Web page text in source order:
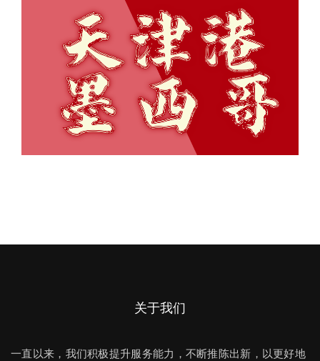
关于我们
一直以来，我们积极提升服务能力，不断推陈出新，以更好地